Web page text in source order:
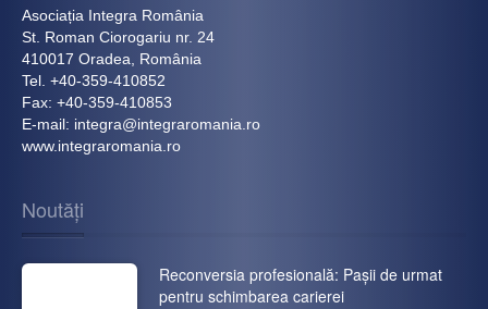
Asociația Integra România
St. Roman Ciorogariu nr. 24
410017 Oradea, România
Tel. +40-359-410852
Fax: +40-359-410853
E-mail: integra@integraromania.ro
www.integraromania.ro
Noutăți
Reconversia profesională: Paşii de urmat
pentru schimbarea carierei